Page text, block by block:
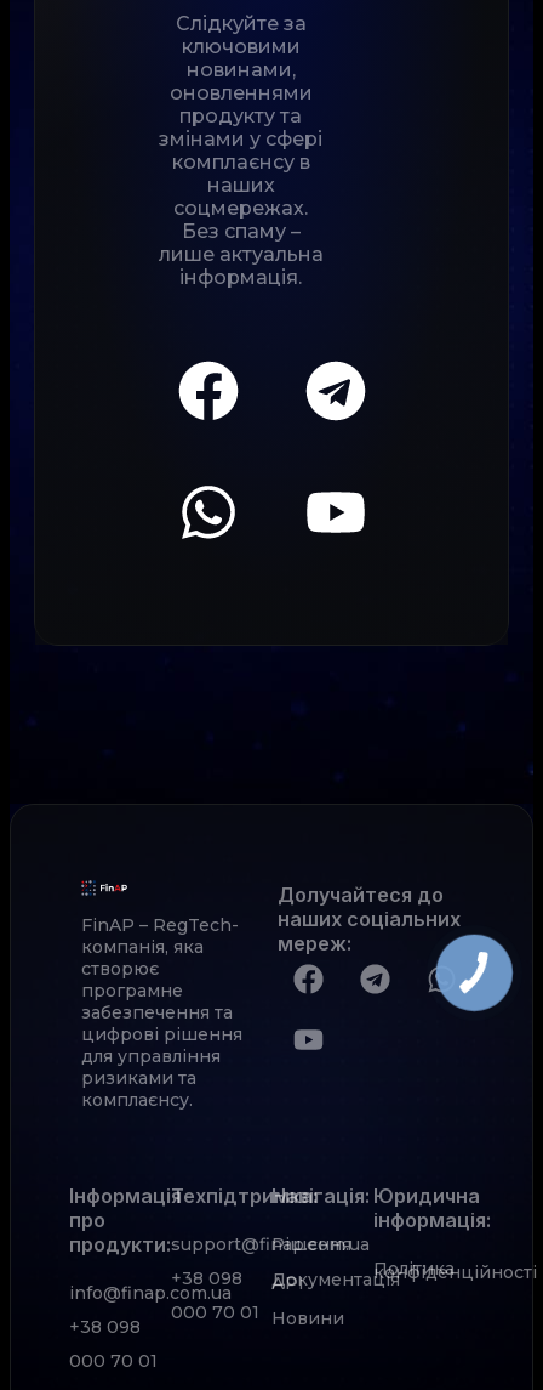
Слідкуйте за
ключовими
новинами,
оновленнями
продукту та
змінами у сфері
комплаєнсу в
наших
соцмережах.
Без спаму –
лише актуальна
інформація.
FinAP – RegTech-
компанія, яка
створює
програмне
забезпечення та
цифрові рішення
для управління
ризиками та
комплаєнсу.
Долучайтеся до
наших соціальних
мереж:
Інформація
про
продукти:
info@finap.com.ua
+38 098
000 70 01
Техпідтримка:
support@finap.com.ua
+38 098
000 70 01
Рішення
Документація
АРІ
Новини
Навігація: Юридична
інформація:
Політика
конфіденційності